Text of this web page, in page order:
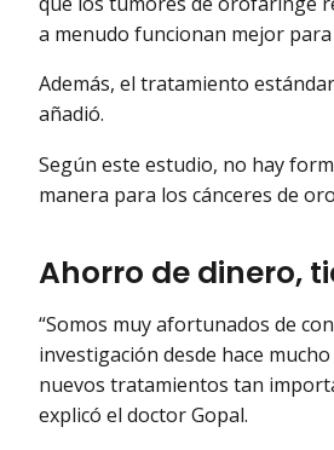
a menudo funcionan mejor
Además, el tratamiento
añadió.
Según este estudio, no hay
manera para los cánceres de
Ahorro de dinero,
“Somos muy afortunados de
investigación desde hace
nuevos tratamientos tan
explicó el doctor Gopal.